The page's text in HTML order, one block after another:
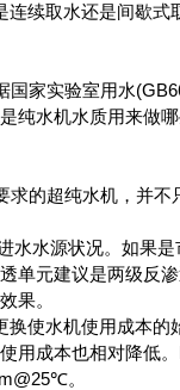
续取水还是间歇式
家实验室用水
纯水机水质用来做
的超纯水机，并不
水水源状况。如果
单元建议是两级反
果。
换使水机使用成本
用成本也相对降低
。